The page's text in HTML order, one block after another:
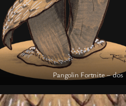
Pangolin Fortnite – dos